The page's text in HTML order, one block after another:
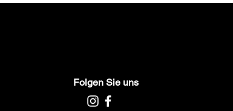
Folgen Sie uns